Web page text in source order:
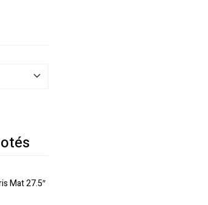
Mat 27.5″